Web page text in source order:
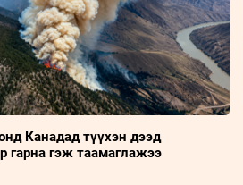
Канадад түүхэн дээд
гарна гэж таамаглажээ